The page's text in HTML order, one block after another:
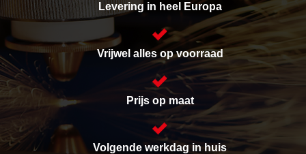
Levering in heel Europa
Vrijwel alles op voorraad
Prijs op maat
Volgende werkdag in huis